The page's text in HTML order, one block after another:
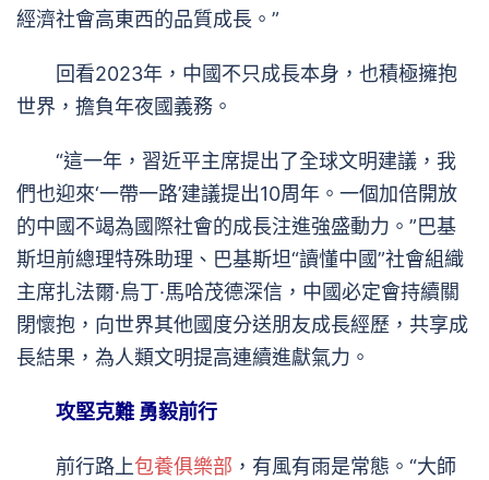
經濟社會高東西的品質成長。”
回看2023年，中國不只成長本身，也積極擁抱
世界，擔負年夜國義務。
“這一年，習近平主席提出了全球文明建議，我
們也迎來‘一帶一路’建議提出10周年。一個加倍開放
的中國不竭為國際社會的成長注進強盛動力。”巴基
斯坦前總理特殊助理、巴基斯坦“讀懂中國”社會組織
主席扎法爾·烏丁·馬哈茂德深信，中國必定會持續關
閉懷抱，向世界其他國度分送朋友成長經歷，共享成
長結果，為人類文明提高連續進獻氣力。
攻堅克難 勇毅前行
前行路上包養俱樂部 ，有風有雨是常態。“大師